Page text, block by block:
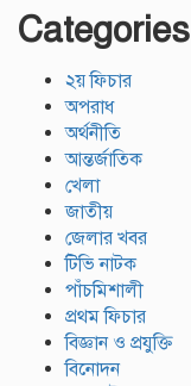
Categories
২য় ফিচার
অপরাধ
অর্থনীতি
আন্তর্জাতিক
খেলা
জাতীয়
জেলার খবর
টিভি নাটক
পাঁচমিশালী
প্রথম ফিচার
বিজ্ঞান ও প্রযুক্তি
বিনোদন